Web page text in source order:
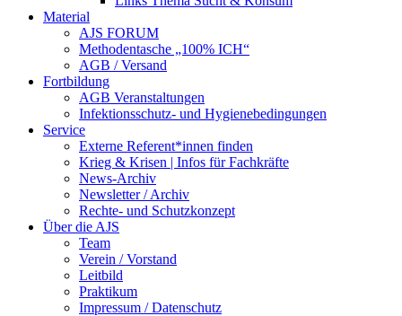
Material
AJS FORUM
Methodentasche „100% ICH“
AGB / Versand
Fortbildung
AGB Veranstaltungen
Infektionsschutz- und Hygienebedingungen
Service
Externe Referent*innen finden
Krieg & Krisen | Infos für Fachkräfte
News-Archiv
Newsletter / Archiv
Rechte- und Schutzkonzept
Über die AJS
Team
Verein / Vorstand
Leitbild
Praktikum
Impressum / Datenschutz